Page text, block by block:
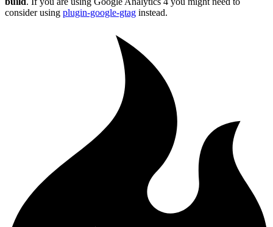
consider using plugin-google-gtag instead.